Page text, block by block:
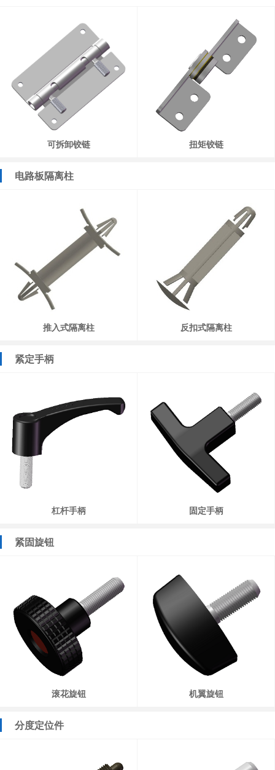
可拆卸铰链 扭矩铰链
电路板隔离柱
推入式隔离柱 反扣式隔离柱
紧定手柄
杠杆手柄 固定手柄
紧固旋钮
滚花旋钮 机翼旋钮
分度定位件